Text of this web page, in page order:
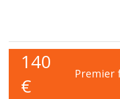
140
€
Premier